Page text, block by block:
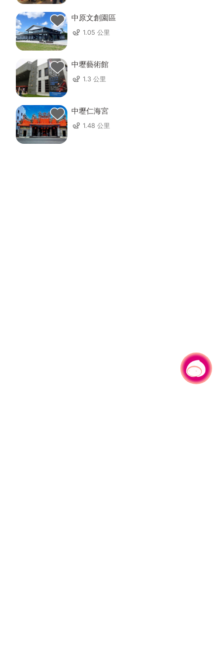
中原文創園區
1.05 公里
中壢藝術館
1.3 公里
中壢仁海宮
1.48 公里